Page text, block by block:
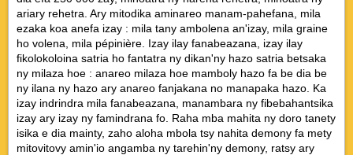
ariary rehetra. Ary mitodika aminareo manam-pahefana, mila
ezaka koa anefa izay : mila tany ambolena an'izay, mila graine
ho volena, mila pépinière. Izay ilay fanabeazana, izay ilay
fikolokoloina satria ho fantatra ny dikan'ny hazo satria betsaka
ny milaza hoe : anareo milaza hoe mamboly hazo fa be dia be
ny ilana ny hazo ary anareo fanjakana no manapaka hazo. Ka
izay indrindra mila fanabeazana, manambara ny fibebahantsika
izay ary izay ny famindrana fo. Raha mba mahita ny doro tanety
isika e dia mainty, zaho aloha mbola tsy nahita demony fa mety
mitovitovy amin'io angamba ny tarehin'ny demony, ratsy ary